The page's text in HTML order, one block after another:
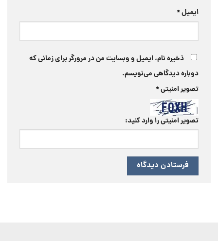
ایمیل*
ذخیره نام، ایمیل و وبسایت من در مرورگر برای زمانی که
دوباره دیدگاهی می‌نویسم.
تصویر امنیتی*
تصویر امنیتی را وارد کنید: